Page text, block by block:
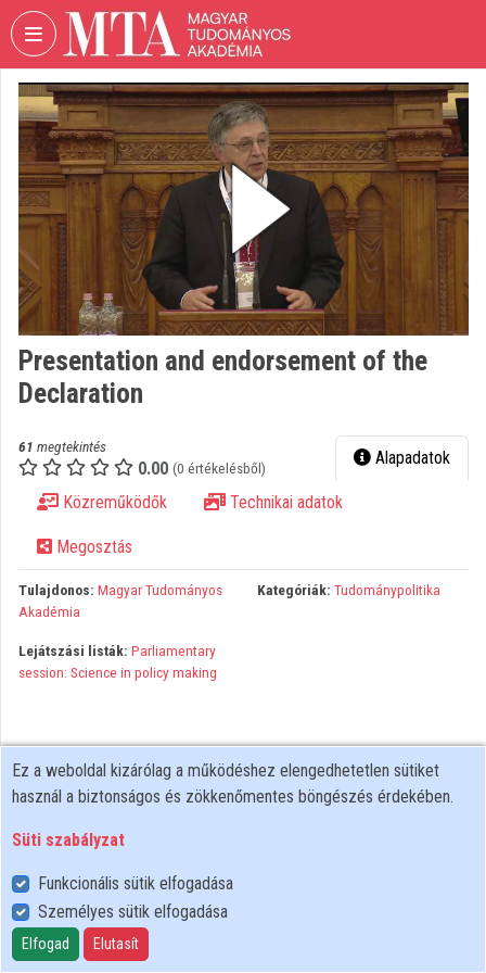
Fejléc kihagyása Menü kihagyása Tartalom kihagyása
VIDEOTORIUM
MAGYAR
TUDOMÁNYOS
AKADÉMIA
Intézményi kezdőlap
Bejelentkezés
Kategóriák
Intézményi listák
Presentation and endorsement of the
Declaration
61 megtekintés
0.00 (0 értékelésből) Alapadatok
Közreműködők Technikai adatok
Megosztás
Tulajdonos: Magyar Tudományos
Akadémia
Kategóriák: Tudománypolitika
Lejátszási listák: Parliamentary
session: Science in policy making
Felhasználói szabályzat
Adatkezelési tájékoztató
Süti szabályzat
Ez a weboldal kizárólag a működéshez elengedhetetlen sütiket
használ a biztonságos és zökkenőmentes böngészés érdekében.
Süti szabályzat
Funkcionális sütik elfogadása
Személyes sütik elfogadása
Elfogad Elutasít